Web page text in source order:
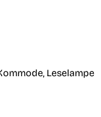
Leselampe